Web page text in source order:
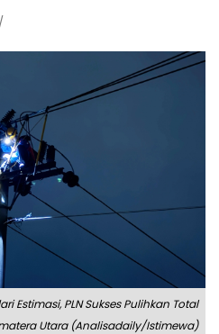
Estimasi, PLN Sukses Pulihkan Total
Utara (Analisadaily/Istimewa)